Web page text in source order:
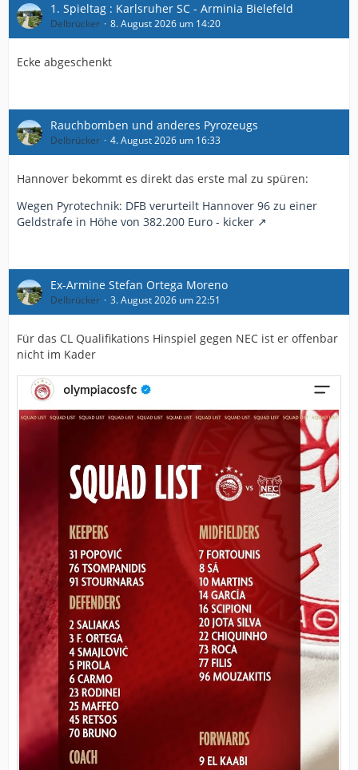
1. Spieltag : Karlsruher SC - Arminia Bielefeld
Delbrücker 8. August 2026 um 14:20
Ecke abgeschenkt
Rauchbomben und anderes Pyrozeugs
Delbrücker 4. August 2026 um 16:33
Hannover bekommt es direkt das erste mal zu spüren:
Wegen Pyrotechnik: DFB verurteilt Hannover 96 zu einer
Geldstrafe in Höhe von 382.200 Euro - kicker
Ex-Armine Stefan Ortega Moreno
Delbrücker 3. August 2026 um 22:51
Für das CL Qualifikations Hinspiel gegen NEC ist er offenbar
nicht im Kader